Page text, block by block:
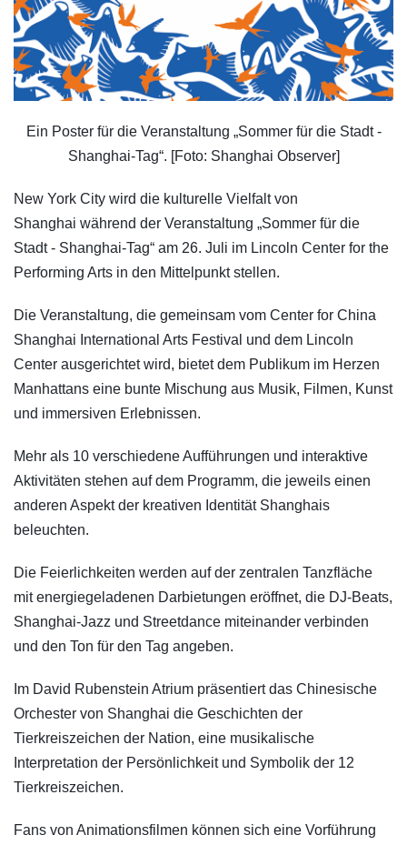
Ein Poster für die Veranstaltung „Sommer für die Stadt -
Shanghai-Tag“. [Foto: Shanghai Observer]
New York City wird die kulturelle Vielfalt von
Shanghai während der Veranstaltung „Sommer für die
Stadt - Shanghai-Tag“ am 26. Juli im Lincoln Center for the
Performing Arts in den Mittelpunkt stellen.
Die Veranstaltung, die gemeinsam vom Center for China
Shanghai International Arts Festival und dem Lincoln
Center ausgerichtet wird, bietet dem Publikum im Herzen
Manhattans eine bunte Mischung aus Musik, Filmen, Kunst
und immersiven Erlebnissen.
Mehr als 10 verschiedene Aufführungen und interaktive
Aktivitäten stehen auf dem Programm, die jeweils einen
anderen Aspekt der kreativen Identität Shanghais
beleuchten.
Die Feierlichkeiten werden auf der zentralen Tanzfläche
mit energiegeladenen Darbietungen eröffnet, die DJ-Beats,
Shanghai-Jazz und Streetdance miteinander verbinden
und den Ton für den Tag angeben.
Im David Rubenstein Atrium präsentiert das Chinesische
Orchester von Shanghai die Geschichten der
Tierkreiszeichen der Nation, eine musikalische
Interpretation der Persönlichkeit und Symbolik der 12
Tierkreiszeichen.
Fans von Animationsfilmen können sich eine Vorführung